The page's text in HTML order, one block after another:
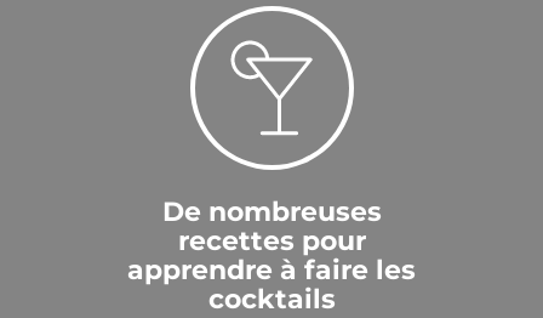
De nombreuses
recettes pour
apprendre à faire les
cocktails